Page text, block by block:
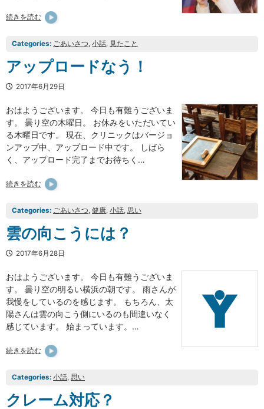
続きを読む
Categories: ごあいさつ, 小話, 見たこと
アップロードなう！
2017年6月29日
おはようございます。 今日も有難うございま
す。 曇り空の木曜日。 お休みをいただいてい
る木曜日です。 現在、クリニックはバージョ
ンアップ中、アップロード中です。 しばら
く、アップロード完了までお待ちく…
続きを読む
Categories: ごあいさつ, 健康, 小話, 思い
雲の向こうには？
2017年6月28日
おはようございます。 今日も有難うございま
す。 曇り空の明るい横浜の朝です。 雨さんが
我慢をしているのを感じます。 もちろん、太
陽さんは雲の向こう側にいるのも間違いなく
感じています。 始まっています。…
続きを読む
Categories: 小話, 思い
クレーム対応？